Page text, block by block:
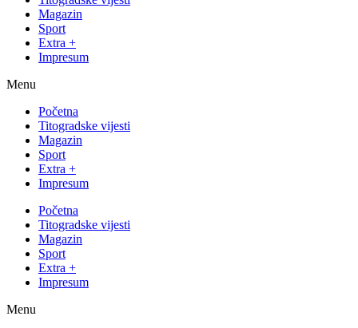
Magazin
Sport
Extra +
Impresum
Menu
Početna
Titogradske vijesti
Magazin
Sport
Extra +
Impresum
Početna
Titogradske vijesti
Magazin
Sport
Extra +
Impresum
Menu